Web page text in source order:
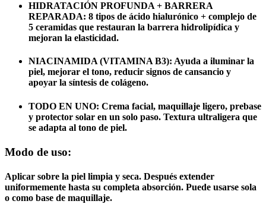
HIDRATACIÓN PROFUNDA + BARRERA
REPARADA: 8 tipos de ácido hialurónico + complejo de
5 ceramidas que restauran la barrera hidrolipídica y
mejoran la elasticidad.
NIACINAMIDA (VITAMINA B3): Ayuda a iluminar la
piel, mejorar el tono, reducir signos de cansancio y
apoyar la síntesis de colágeno.
TODO EN UNO: Crema facial, maquillaje ligero, prebase
y protector solar en un solo paso. Textura ultraligera que
se adapta al tono de piel.
Modo de uso:
Aplicar sobre la piel limpia y seca. Después extender
uniformemente hasta su completa absorción. Puede usarse sola
o como base de maquillaje.